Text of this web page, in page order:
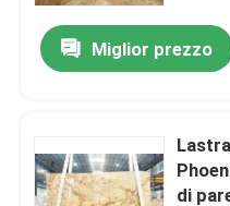
Casi
Lastre di pietra del
Miglior prezzo
di